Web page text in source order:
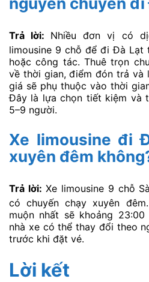
Trả lời: Nhiều đơn vị có
limousine 9 chỗ để đi Đà Lạt
hoặc công tác. Thuê trọn
về thời gian, điểm đón trả và
giá sẽ phụ thuộc vào thời
Đây là lựa chọn tiết kiệm và
5–9 người.
Xe limousine đi
xuyên đêm
Trả lời: Xe limousine 9 chỗ
có chuyến chạy xuyên
muộn nhất sẽ khoảng
nhà xe có thể thay đổi theo
trước khi đặt vé.
Lời kết